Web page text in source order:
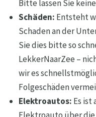
Bitte lassen Sie
Schäden: Entsteht
Schaden an der
Sie dies bitte so
LekkerNaarZee –
wir es
Folgeschäden
Elektroautos: Es